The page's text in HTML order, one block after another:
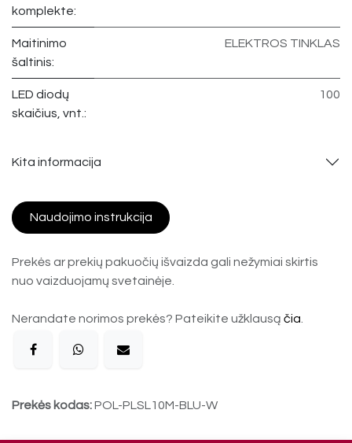
komplekte:
Maitinimo
šaltinis:
ELEKTROS TINKLAS
LED diodų
skaičius, vnt.:
100
Kita informacija
Naudojimo instrukcija
Prekės ar prekių pakuočių išvaizda gali nežymiai skirtis
nuo vaizduojamų svetainėje.
Nerandate norimos prekės? Pateikite užklausą čia
Prekės kodas:POL-PLSL10M-BLU-W